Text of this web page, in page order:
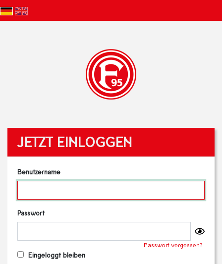
JETZT EINLOGGEN
Benutzername
Passwort
Passwort vergessen?
Eingeloggt bleiben